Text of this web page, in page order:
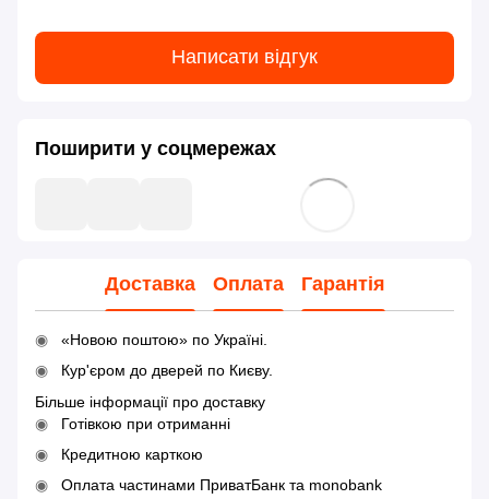
Написати відгук
Поширити у соцмережах
Доставка Оплата Гарантія
«Новою поштою» по Україні.
Кур'єром до дверей по Києву.
Більше інформації про доставку
Готівкою при отриманні
Кредитною карткою
Оплата частинами ПриватБанк та monobank